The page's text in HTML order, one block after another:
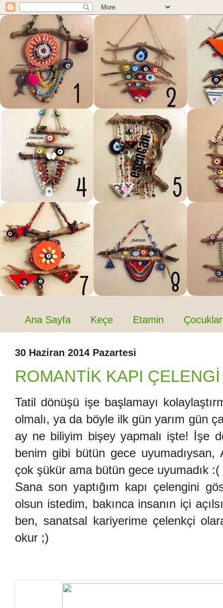
Ana Sayfa Keçe Etamin Çocuklar
30 Haziran 2014 Pazartesi
ROMANTİK KAPI ÇELENGİ
Tatil dönüşü işe başlamayı
olmalı, ya da böyle ilk gün yarım gün
ay ne biliyim bişey yapmalı işte! İşe
benim gibi bütün gece
çok şükür ama bütün gece uyumadık :(
Sana son yaptığım kapı çelengini
olsun istedim, bakınca insanın içi
ben, sanatsal kariyerime çelenkçi
okur ;)